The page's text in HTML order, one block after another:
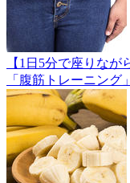
【1日5分で座りな
「腹筋トレーニング